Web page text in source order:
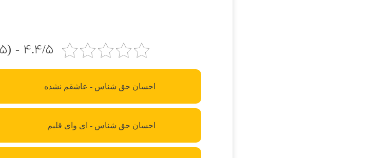
۴.۴/۵ - (۵ امتیاز)
احسان حق شناس - عاشقم نشده
احسان حق شناس - ای وای قلبم